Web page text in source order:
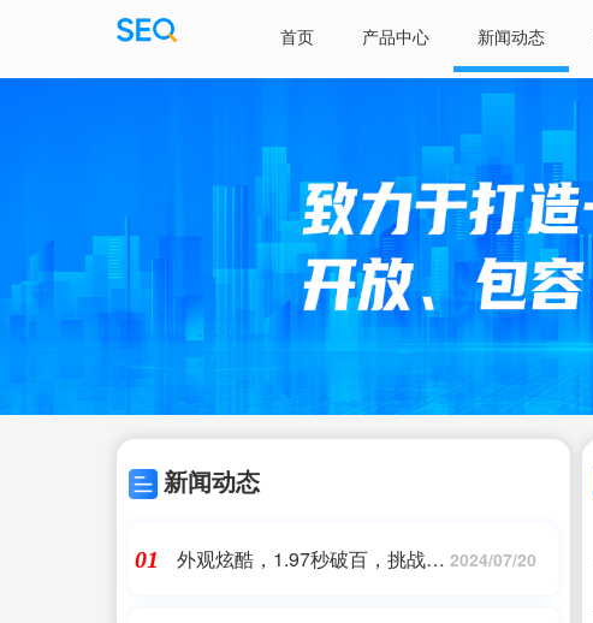
首页 产品中心 新闻动态
新闻动态
01
外观炫酷，1.97秒破百，挑战保 2024/07/20